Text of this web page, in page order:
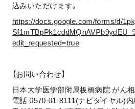
込みいただけます。
https://docs.google.com/forms/d/
edit_requested=true
【お問い合わせ】
日本大学医学部附属板橋病院 がん
電話 0570-01-8111(ナビダイヤル)